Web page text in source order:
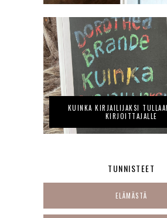
KUINKA KIRJAILIJAKSI
KIRJOITTAJALLE
TUNNISTEET
ELÄMÄSTÄ